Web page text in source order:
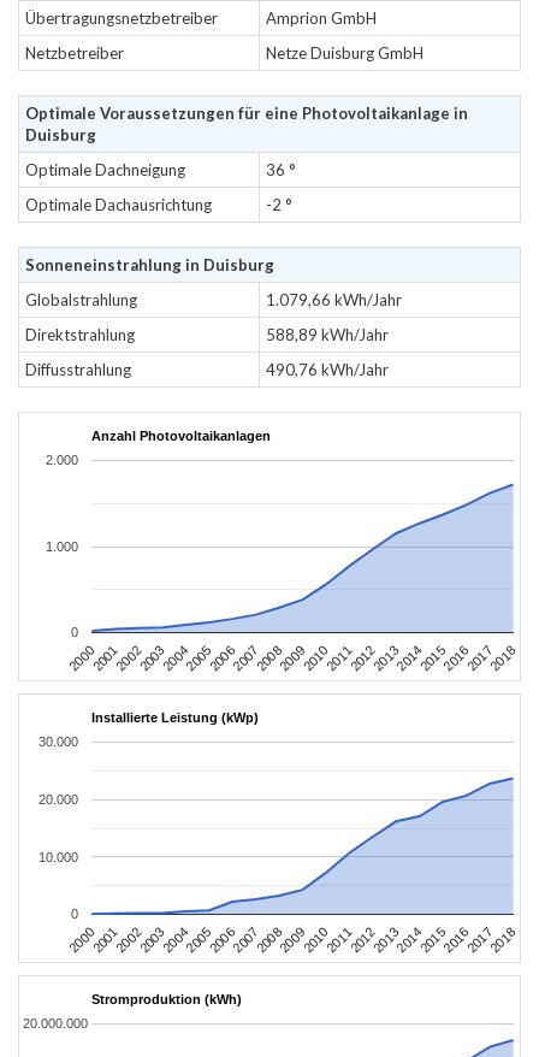
Übertragungsnetzbetreiber
Amprion GmbH
Netzbetreiber
Netze Duisburg GmbH
Optimale Voraussetzungen für eine Photovoltaikanlage in
Duisburg
Optimale Dachneigung
36 °
Optimale Dachausrichtung
-2 °
Sonneneinstrahlung in Duisburg
Globalstrahlung
1.079,66 kWh/Jahr
Direktstrahlung
588,89 kWh/Jahr
Diffusstrahlung
490,76 kWh/Jahr
Anzahl Photovoltaikanlagen
2000200120022003200420052006200720082009201020112012201320142015201620172018
0
1.000
2.000
Installierte Leistung (kWp)
2000200120022003200420052006200720082009201020112012201320142015201620172018
0
10.000
20.000
30.000
Stromproduktion (kWh)
20.000.000